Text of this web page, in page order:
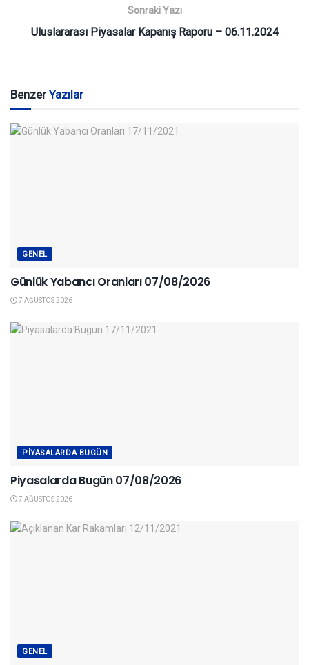
Sonraki Yazı
Uluslararası Piyasalar Kapanış Raporu – 06.11.2024
BenzerYazılar
GENEL
Günlük Yabancı Oranları 07/08/2026
7 AĞUSTOS 2026
PIYASALARDA BUGÜN
Piyasalarda Bugün 07/08/2026
7 AĞUSTOS 2026
GENEL